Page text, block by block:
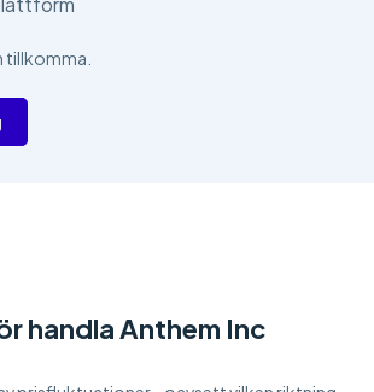
tillkomma.
handla Anthem Inc